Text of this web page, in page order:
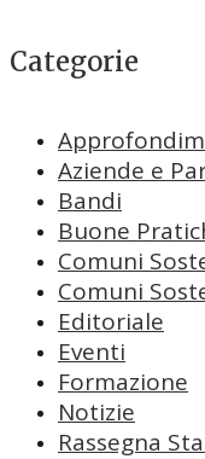
Categorie
Aziende e
Bandi
Buone
Comuni
Comuni
Editoriale
Eventi
Formazione
Notizie
Rassegna